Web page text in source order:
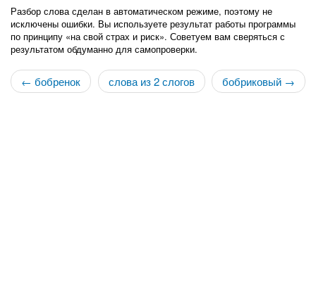
Разбор слова сделан в автоматическом режиме, поэтому не
исключены ошибки. Вы используете результат работы программы
по принципу «на свой страх и риск». Советуем вам сверяться с
результатом обдуманно для самопроверки.
← бобренок бобриковый →
слова из 2 слогов